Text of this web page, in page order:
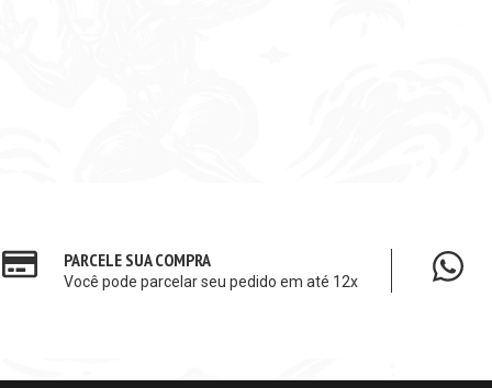
PARCELE SUA COMPRA
Você pode parcelar seu pedido em até 12x